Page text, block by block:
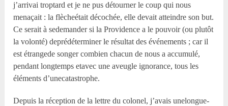
j’arrivai troptard et je ne pus détourner le coup qui nous
menaçait : la flècheétait décochée, elle devait atteindre son but.
Ce serait à sedemander si la Providence a le pouvoir (ou plutôt
la volonté) deprédéterminer le résultat des événements ; car il
est étrangede songer combien chacun de nous a accumulé,
pendant longtemps etavec une aveugle ignorance, tous les
éléments d’unecatastrophe.
Depuis la réception de la lettre du colonel, j’avais unelongue-